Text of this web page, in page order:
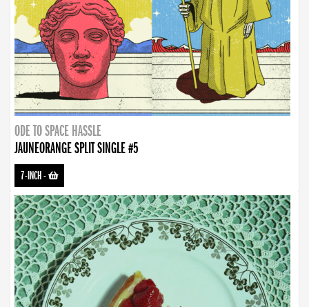
ODE TO SPACE HASSLE
JAUNEORANGE SPLIT SINGLE #5
7-INCH-